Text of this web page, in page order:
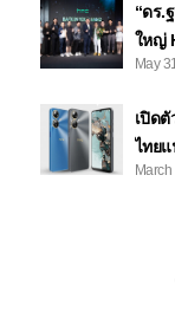
“ดร.
ใหญ่
May
เปิด
ไทยแ
March